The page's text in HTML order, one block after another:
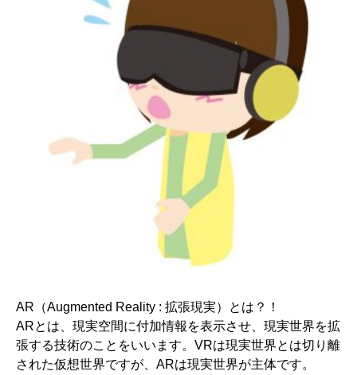
AR（Augmented Reality : 拡張現実）とは？！
ARとは、現実空間に付加情報を表示させ、現実世界を拡
張する技術のことをいいます。VRは現実世界とは切り離
された仮想世界ですが、ARは現実世界が主体です。